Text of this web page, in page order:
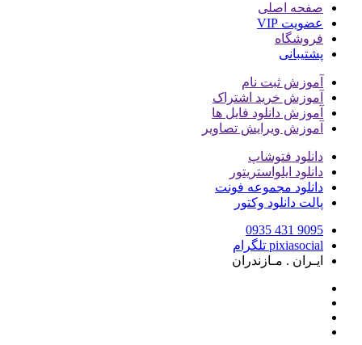
صفحه اصلی
عضویت VIP
فروشگاه
پشتیبانی
آموزش ثبت نام
آموزش خرید اشتراک
آموزش دانلود فایل ها
آموزش ویرایش تصاویر
دانلود فتوشاپ
دانلود ایلواستریتور
دانلود مجموعه فونت
پالت دانلود وکتور
9095 431 0935
pixiasocial تلگرام
ایـران . مـازندران